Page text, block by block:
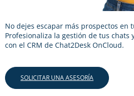
No dejes escapar más prospectos en
Profesionaliza la gestión de tus chats
con el CRM de Chat2Desk OnCloud.
SOLICITAR UNA ASESORÍA